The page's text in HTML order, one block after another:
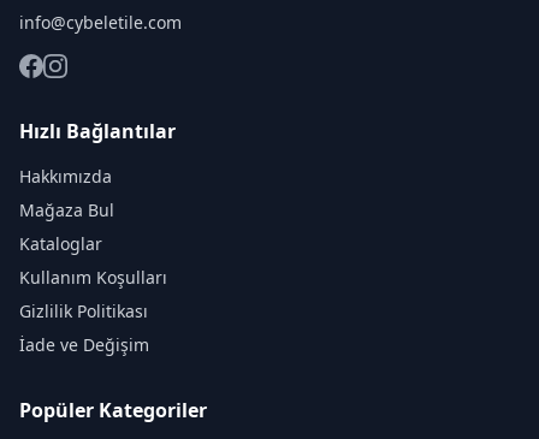
info@cybeletile.com
Hızlı Bağlantılar
Hakkımızda
Mağaza Bul
Kataloglar
Kullanım Koşulları
Gizlilik Politikası
İade ve Değişim
Popüler Kategoriler